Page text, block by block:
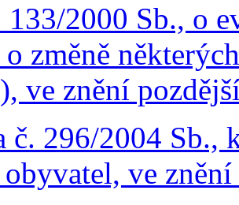
133/2000 Sb., o
o změně
ve znění
č. 296/2004 Sb.,
ve